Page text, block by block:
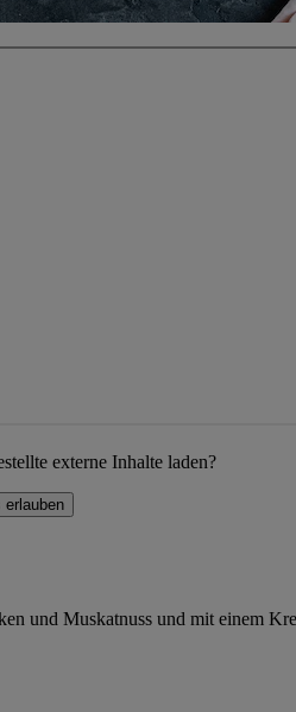
externe Inhalte laden?
erlauben
und Muskatnuss und mit einem